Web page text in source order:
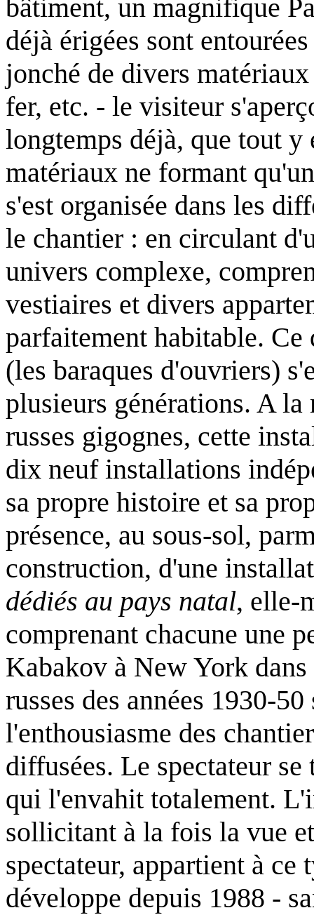
bâtiment, un magnifique
déjà érigées sont
jonché de divers
fer, etc. - le visiteur
longtemps déjà, que tout y
matériaux ne formant
s'est organisée dans les
le chantier : en circulant
univers complexe,
vestiaires et divers
parfaitement habitable.
(les baraques d'ouvriers)
plusieurs générations. A la
russes gigognes, cette
dix neuf installations
sa propre histoire et sa
présence, au sous-sol,
construction, d'une
dédiés au pays natal, elle-
comprenant chacune une
Kabakov à New York
russes des années 1930-
l'enthousiasme des
diffusées. Le spectateur
qui l'envahit totalement.
sollicitant à la fois la vue
spectateur, appartient à
développe depuis 1988 -